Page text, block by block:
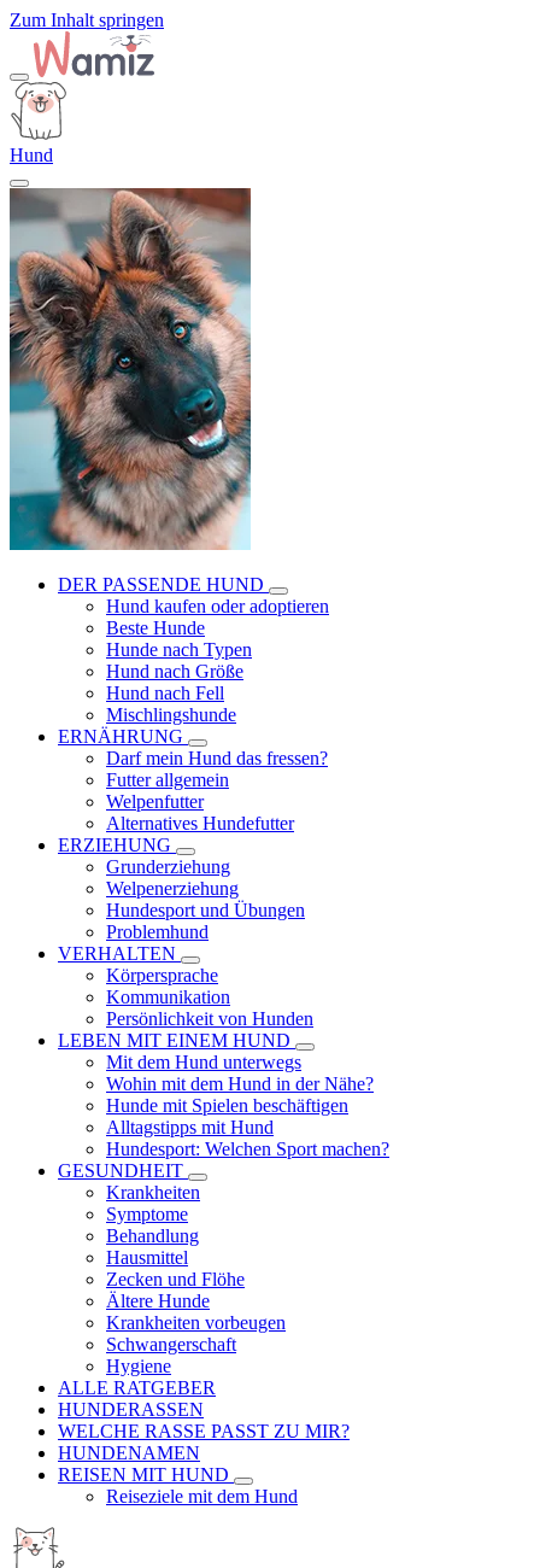
Zum Inhalt springen
Hund
DER PASSENDE HUND
Hund kaufen oder adoptieren
Beste Hunde
Hunde nach Typen
Hund nach Größe
Hund nach Fell
Mischlingshunde
ERNÄHRUNG
Darf mein Hund das fressen?
Futter allgemein
Welpenfutter
Alternatives Hundefutter
ERZIEHUNG
Grunderziehung
Welpenerziehung
Hundesport und Übungen
Problemhund
VERHALTEN
Körpersprache
Kommunikation
Persönlichkeit von Hunden
LEBEN MIT EINEM HUND
Mit dem Hund unterwegs
Wohin mit dem Hund in der Nähe?
Hunde mit Spielen beschäftigen
Alltagstipps mit Hund
Hundesport: Welchen Sport machen?
GESUNDHEIT
Krankheiten
Symptome
Behandlung
Hausmittel
Zecken und Flöhe
Ältere Hunde
Krankheiten vorbeugen
Schwangerschaft
Hygiene
ALLE RATGEBER
HUNDERASSEN
WELCHE RASSE PASST ZU MIR?
HUNDENAMEN
REISEN MIT HUND
Reiseziele mit dem Hund